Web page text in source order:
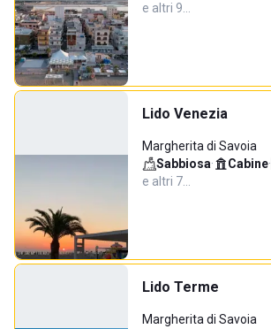
e altri 9…
Lido Venezia
Margherita di Savoia
Sabbiosa· Cabine·
e altri 7…
Lido Terme
Margherita di Savoia